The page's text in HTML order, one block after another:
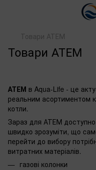
Товари АТЕМ
Товари АТЕМ
АТЕМ в Aqua-Life - це
реальним асортиментом
котли.
Зараз для АТЕМ
швидко зрозуміти, що
перейти до вибору
витратних матеріалів.
газові колонки